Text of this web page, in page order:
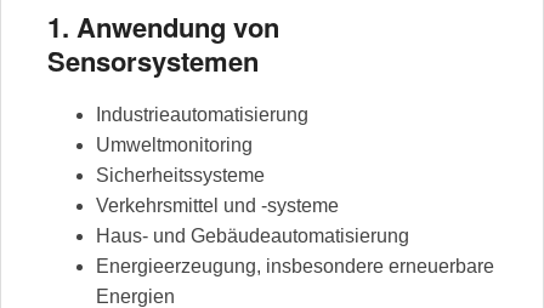
1. Anwendung von
Sensorsystemen
Industrieautomatisierung
Umweltmonitoring
Sicherheitssysteme
Verkehrsmittel und -systeme
Haus- und Gebäudeautomatisierung
Energieerzeugung, insbesondere erneuerbare
Energien